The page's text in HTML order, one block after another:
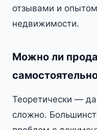
отзывами и
недвижимости.
Можно ли
Теоретически —
сложно.